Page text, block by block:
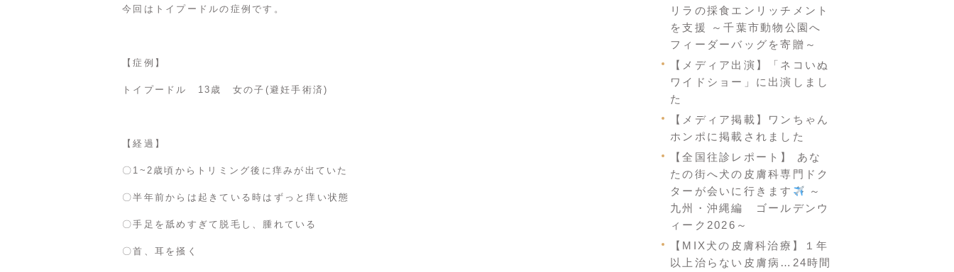
今回はトイプードルの症例です。
【症例】
トイプードル 13歳 女の子(避妊手術済)
【経過】
〇1~2歳頃からトリミング後に痒みが出ていた
〇半年前からは起きている時はずっと痒い状態
〇手足を舐めすぎて脱毛し、腫れている
〇首、耳を掻く
リラの採食エンリッチメント
を支援 ～千葉市動物公園へ
フィーダーバッグを寄贈～
【メディア出演】「ネコいぬ
ワイドショー」に出演しまし
た
【メディア掲載】ワンちゃん
ホンポに掲載されました
【全国往診レポート】 あな
たの街へ犬の皮膚科専門ドク
ターが会いに行きます
～
九州・沖縄編 ゴールデンウ
ィーク2026～
【MIX犬の皮膚科治療】１年
以上治らない皮膚病…24時間